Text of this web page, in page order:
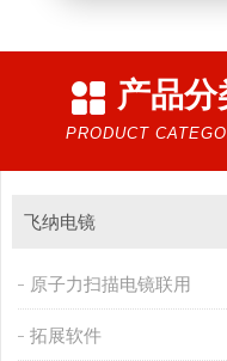
产品分
PRODUCT
飞纳电镜
原子力扫描电镜联用
拓展软件